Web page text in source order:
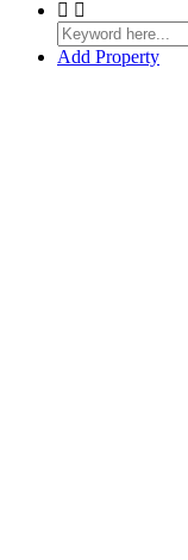
Add Property